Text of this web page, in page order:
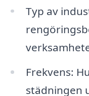
Typ av
Frekvens:
städningen